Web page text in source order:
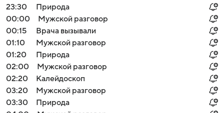
23:30
Природа
00:00
Мужской разговор
00:15
Врача вызывали
01:10
Мужской разговор
01:20
Природа
02:00
Мужской разговор
02:20
Калейдоскоп
03:20
Мужской разговор
03:30
Природа